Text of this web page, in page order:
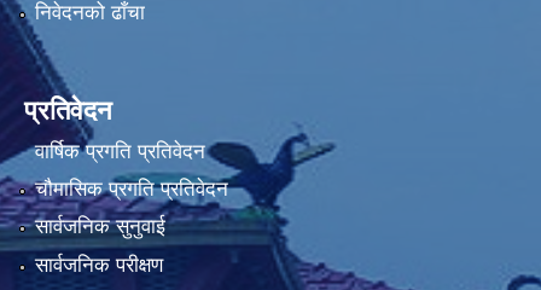
निवेदनको ढाँचा
प्रतिवेदन
वार्षिक प्रगति प्रतिवेदन
चौमासिक प्रगति प्रतिवेदन
सार्वजनिक सुनुवाई
सार्वजनिक परीक्षण